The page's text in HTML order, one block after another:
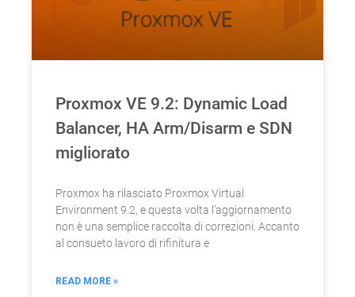
Proxmox VE 9.2: Dynamic Load
Balancer, HA Arm/Disarm e SDN
migliorato
Proxmox ha rilasciato Proxmox Virtual
Environment 9.2, e questa volta l’aggiornamento
non è una semplice raccolta di correzioni. Accanto
al consueto lavoro di rifinitura e
READ MORE »